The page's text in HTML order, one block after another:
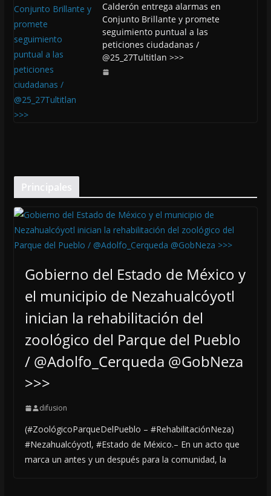
Calderón entrega alarmas en
Conjunto Brillante y promete
seguimiento puntual a las
peticiones ciudadanas /
@25_27Tultitlan >>>
Principales
Gobierno del Estado de México y
el municipio de Nezahualcóyotl
inician la rehabilitación del
zoológico del Parque del Pueblo
/ @Adolfo_Cerqueda @GobNeza
>>>
difusion
(#ZoológicoParqueDelPueblo – #RehabilitaciónNeza)
#Nezahualcóyotl, #Estado de México.– En un acto que
marca un antes y un después para la comunidad, la